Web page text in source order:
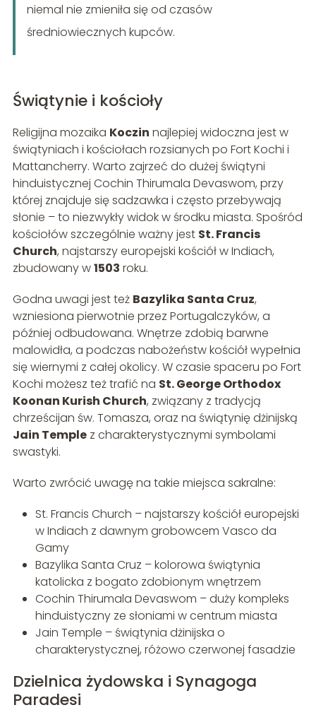
niemal nie zmieniła się od czasów
średniowiecznych kupców.
Świątynie i kościoły
Religijna mozaika Koczin najlepiej widoczna jest w
świątyniach i kościołach rozsianych po Fort Kochi i
Mattancherry. Warto zajrzeć do dużej świątyni
hinduistycznej Cochin Thirumala Devaswom, przy
której znajduje się sadzawka i często przebywają
słonie – to niezwykły widok w środku miasta. Spośród
kościołów szczególnie ważny jest St. Francis
Church, najstarszy europejski kościół w Indiach,
zbudowany w1503 roku.
Godna uwagi jest też Bazylika Santa Cruz,
wzniesiona pierwotnie przez Portugalczyków, a
później odbudowana. Wnętrze zdobią barwne
malowidła, a podczas nabożeństw kościół wypełnia
się wiernymi z całej okolicy. W czasie spaceru po Fort
Kochi możesz też trafić na St. George Orthodox
Koonan Kurish Church, związany z tradycją
chrześcijan św. Tomasza, oraz na świątynię dżinijską
Jain Templez charakterystycznymi symbolami
swastyki.
Warto zwrócić uwagę na takie miejsca sakralne:
St. Francis Church – najstarszy kościół europejski
w Indiach z dawnym grobowcem Vasco da
Gamy
Bazylika Santa Cruz – kolorowa świątynia
katolicka z bogato zdobionym wnętrzem
Cochin Thirumala Devaswom – duży kompleks
hinduistyczny ze słoniami w centrum miasta
Jain Temple – świątynia dżinijska o
charakterystycznej, różowo czerwonej fasadzie
Dzielnica żydowska i Synagoga
Paradesi